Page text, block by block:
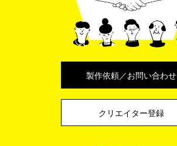
製作依頼／お問い合わせ
クリエイター登録